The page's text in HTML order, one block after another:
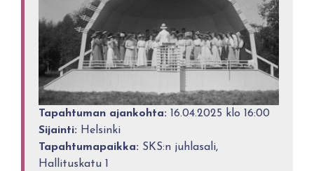
Tapahtuman ajankohta: 16.04.2025 klo 16:00
Sijainti: Helsinki
Tapahtumapaikka: SKS:n juhlasali,
Hallituskatu 1